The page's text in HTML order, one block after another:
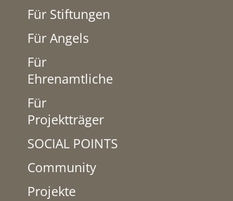
Für Stiftungen
Für Angels
Für
Ehrenamtliche
Für
Projektträger
SOCIAL POINTS
Community
Projekte